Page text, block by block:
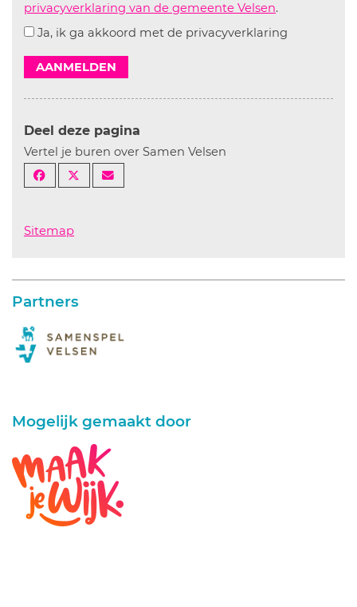
privacyverklaring van de gemeente Velsen.
Ja, ik ga akkoord met de privacyverklaring
AANMELDEN
Deel deze pagina
Vertel je buren over Samen Velsen
Sitemap
Partners
Mogelijk gemaakt door